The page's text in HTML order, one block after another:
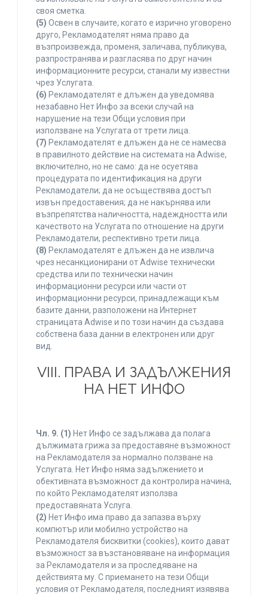
своя сметка.
(5) Освен в случаите, когато е изрично уговорено
друго, Рекламодателят няма право да
възпроизвежда, променя, заличава, публикува,
разпространява и разгласява по друг начин
информационните ресурси, станали му известни
чрез Услугата.
(6) Рекламодателят е длъжен да уведомява
незабавно Нет Инфо за всеки случай на
нарушение на тези Общи условия при
използване на Услугата от трети лица.
(7) Рекламодателят е длъжен да не се намесва
в правилното действие на системата на Adwise,
включително, но не само: да не осуетява
процедурата по идентификация на други
Рекламодатели; да не осъществява достъп
извън предоставения; да не накърнява или
възпрепятства наличността, надеждността или
качеството на Услугата по отношение на други
Рекламодатели, респективно трети лица.
(8) Рекламодателят е длъжен да не извлича
чрез несанкционирани от Adwise технически
средства или по технически начин
информационни ресурси или части от
информационни ресурси, принадлежащи към
базите данни, разположени на Интернет
страницата Adwise и по този начин да създава
собствена база данни в електронен или друг
вид.
VIII. ПРАВА И ЗАДЪЛЖЕНИЯ
НА НЕТ ИНФО
Чл. 9. (1) Нет Инфо се задължава да полага
дължимата грижа за предоставяне възможност
на Рекламодателя за нормално ползване на
Услугата. Нет Инфо няма задължението и
обективната възможност да контролира начина,
по който Рекламодателят използва
предоставяната Услуга.
(2) Нет Инфо има право да запазва върху
компютър или мобилно устройство на
Рекламодателя бисквитки (cookies), които дават
възможност за възстановяване на информация
за Рекламодателя и за проследяване на
действията му. С приемането на тези Общи
условия от Рекламодателя, последният изявява